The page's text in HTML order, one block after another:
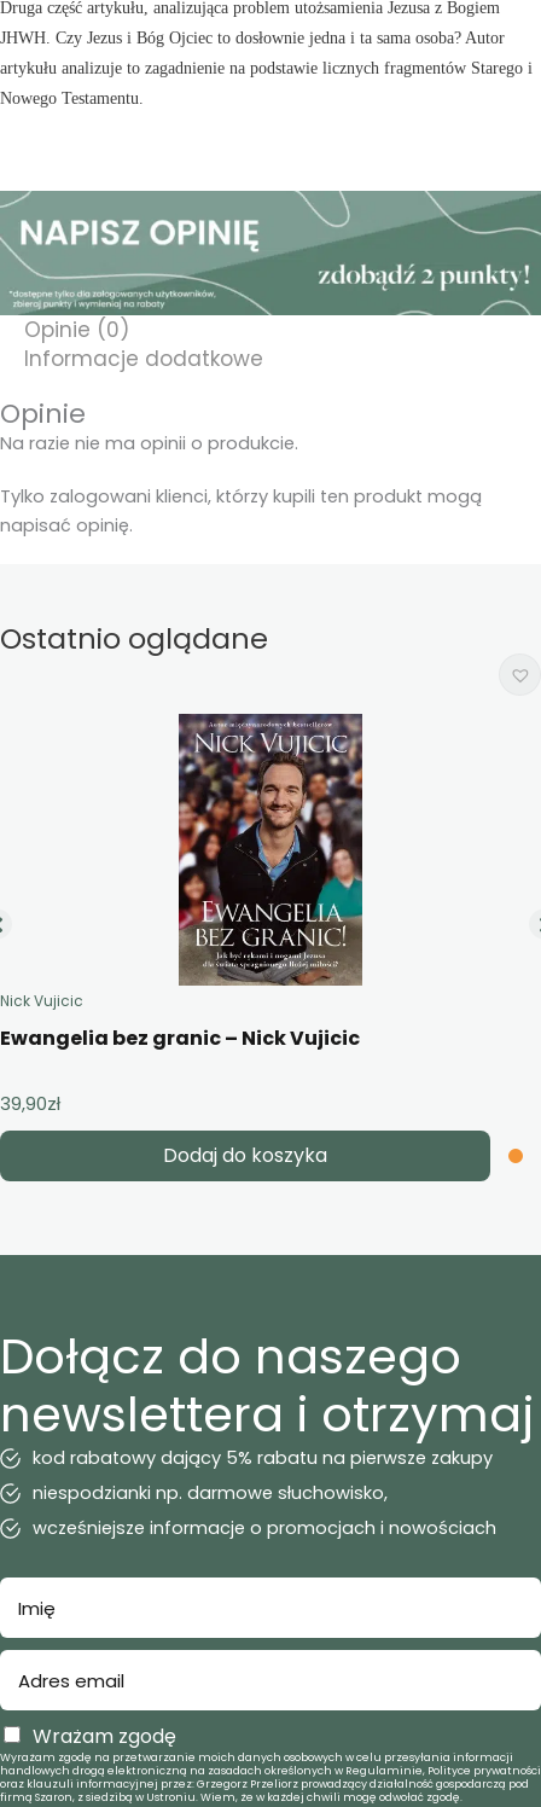
Druga część artykułu, analizująca problem utożsamienia Jezusa z Bogiem
JHWH. Czy Jezus i Bóg Ojciec to dosłownie jedna i ta sama osoba? Autor
artykułu analizuje to zagadnienie na podstawie licznych fragmentów Starego i
Nowego Testamentu.
Opinie (0)
Informacje dodatkowe
Opinie
Na razie nie ma opinii o produkcie.
Tylko zalogowani klienci, którzy kupili ten produkt mogą
napisać opinię.
Ostatnio oglądane
Nick Vujicic
Ewangelia bez granic – Nick Vujicic
39,90zł
Dodaj do koszyka
Dołącz do naszego
newslettera i otrzymaj
kod rabatowy dający 5% rabatu na pierwsze zakupy
niespodzianki np. darmowe słuchowisko,
wcześniejsze informacje o promocjach i nowościach
Wrażam zgodę
Wyrażam zgodę na przetwarzanie moich danych osobowych w celu przesyłania informacji
handlowych drogą elektroniczną na zasadach określonych w Regulaminie, Polityce prywatności
oraz klauzuli informacyjnej przez: Grzegorz Przeliorz prowadzący działalność gospodarczą pod
firmą Szaron, z siedzibą w Ustroniu. Wiem, że w każdej chwili mogę odwołać zgodę.